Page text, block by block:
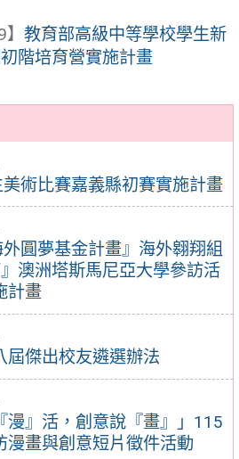
術比賽嘉義縣初賽實施計畫
圓夢基金計畫』海外翱翔組
澳洲塔斯馬尼亞大學參訪活
計畫
屆傑出校友遴選辦法
漫』活，創意說『畫』」115
漫畫與創意短片徵件活動
教育部高級中等學校學生新
階培育營實施計畫